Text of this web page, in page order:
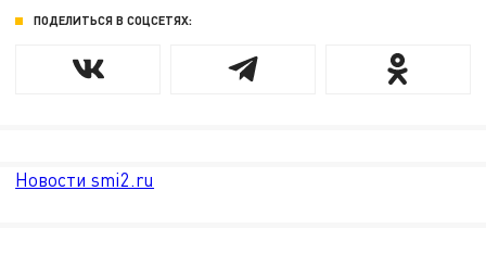
ПОДЕЛИТЬСЯ В СОЦСЕТЯХ:
Новости smi2.ru